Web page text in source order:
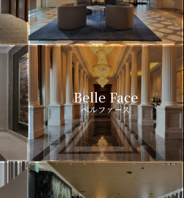
Belle Face
ベルファース